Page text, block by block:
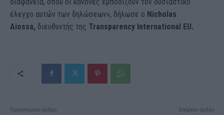
έλεγχο αυτών των δηλώσεων», δήλωσε ο Nicholas
Aiossa, διευθυντής της Transparency International EU.
Προηγούμενο άρθρο Επόμενο άρθρο